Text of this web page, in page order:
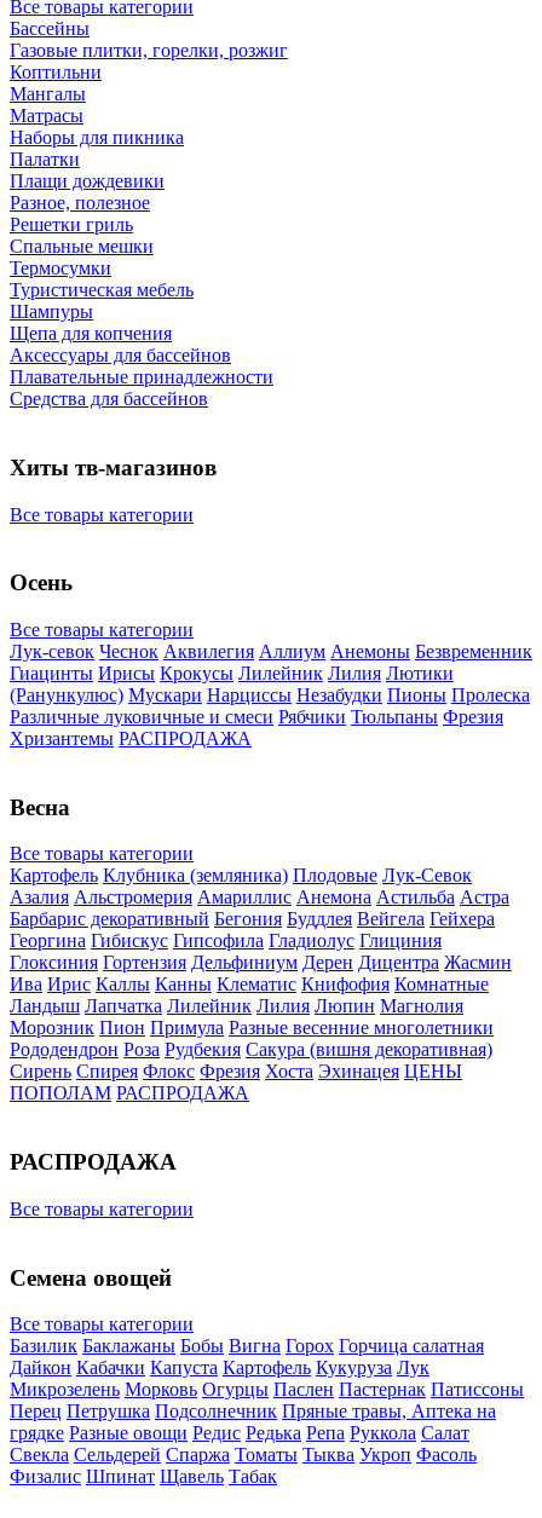
Все товары категории
Бассейны
Газовые плитки, горелки, розжиг
Коптильни
Мангалы
Матрасы
Наборы для пикника
Палатки
Плащи дождевики
Разное, полезное
Решетки гриль
Спальные мешки
Термосумки
Туристическая мебель
Шампуры
Щепа для копчения
Аксессуары для бассейнов
Плавательные принадлежности
Средства для бассейнов
Хиты тв-магазинов
Все товары категории
Осень
Все товары категории
Лук-севок Чеснок Аквилегия Аллиум Анемоны Безвременник
Гиацинты Ирисы Крокусы Лилейник Лилия Лютики
(Ранункулюс) Мускари Нарцисcы Незабудки Пионы Пролеска
Различные луковичные и смеси Рябчики Тюльпаны Фрезия
Хризантемы РАСПРОДАЖА
Весна
Все товары категории
Картофель Клубника (земляника) Плодовые Лук-Севок
Азалия Альстромерия Амариллис Анемона Астильба Астра
Барбарис декоративный Бегония Буддлея Вейгела Гейхера
Георгина Гибискус Гипсофила Гладиолус Глициния
Глоксиния Гортензия Дельфиниум Дерен Дицентра Жасмин
Ива Ирис Каллы Канны Клематис Книфофия Комнатные
Ландыш Лапчатка Лилейник Лилия Люпин Магнолия
Морозник Пион Примула Разные весенние многолетники
Рододендрон Роза Рудбекия Сакура (вишня декоративная)
Сирень Спирея Флокс Фрезия Хоста Эхинацея ЦЕНЫ
ПОПОЛАМ РАСПРОДАЖА
РАСПРОДАЖА
Все товары категории
Семена овощей
Все товары категории
Базилик Баклажаны Бобы Вигна Горох Горчица салатная
Дайкон Кабачки Капуста Картофель Кукуруза Лук
Микрозелень Морковь Огурцы Паслен Пастернак Патиссоны
Перец Петрушка Подсолнечник Пряные травы, Аптека на
грядке Разные овощи Редис Редька Репа Руккола Салат
Свекла Сельдерей Спаржа Томаты Тыква Укроп Фасоль
Физалис Шпинат Щавель Табак